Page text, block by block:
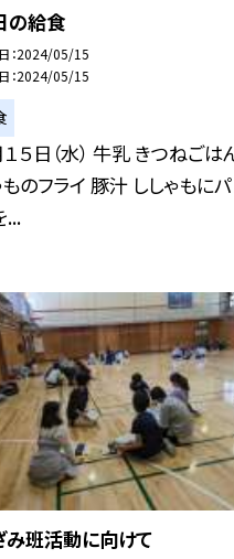
の給食
2024/05/15
2024/05/15
１５日（水） 牛乳 きつねごは
ものフライ 豚汁 ししゃもに
...
み班活動に向けて